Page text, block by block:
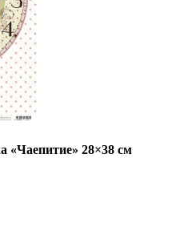
«Чаепитие» 28×38 см